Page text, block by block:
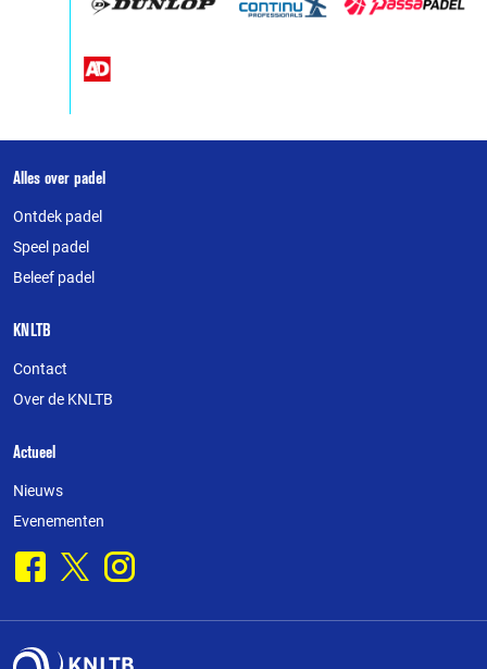
Over
deze
website
Alles over padel
Ontdek padel
Speel padel
Beleef padel
KNLTB
Contact
Over de KNLTB
Actueel
Nieuws
Evenementen
Facebook
X Instagram